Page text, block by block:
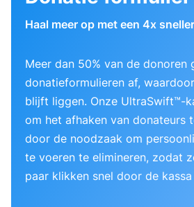
Haal meer op met een 4x
Meer dan 50% van de
donatieformulieren af,
blijft liggen. Onze UltraSwift™-
om het afhaken van donateurs
door de noodzaak om
te voeren te elimineren, zodat
paar klikken snel door de kassa